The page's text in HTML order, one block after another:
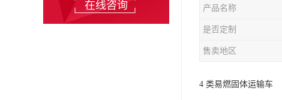
在线咨询 产品名称
是否定制
售卖地区
4 类易燃固体运输车​